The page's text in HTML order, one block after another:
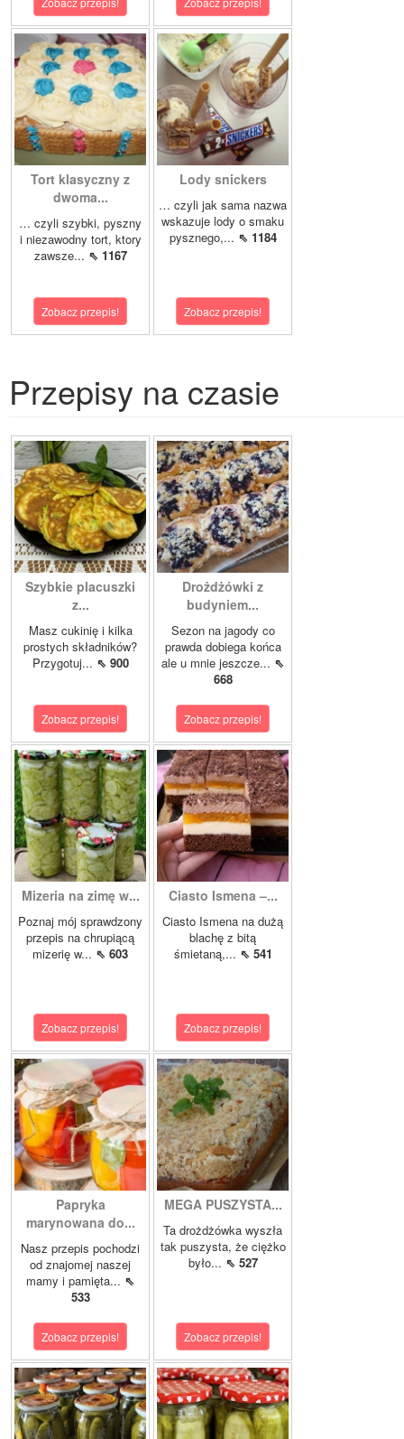
Tort klasyczny z
dwoma...
… czyli szybki, pyszny
i niezawodny tort, ktory
zawsze... ⇖ 1167
Zobacz przepis!
Lody snickers
… czyli jak sama nazwa
wskazuje lody o smaku
pysznego,... ⇖ 1184
Zobacz przepis!
Przepisy na czasie
Szybkie placuszki
z...
Masz cukinię i kilka
prostych składników?
Przygotuj... ⇖ 900
Zobacz przepis!
Drożdżówki z
budyniem...
Sezon na jagody co
prawda dobiega końca
ale u mnie jeszcze... ⇖
668
Zobacz przepis!
Mizeria na zimę w...
Poznaj mój sprawdzony
przepis na chrupiącą
mizerię w... ⇖ 603
Zobacz przepis!
Ciasto Ismena –...
Ciasto Ismena na dużą
blachę z bitą
śmietaną,... ⇖ 541
Zobacz przepis!
Papryka
marynowana do...
Nasz przepis pochodzi
od znajomej naszej
mamy i pamięta... ⇖
533
Zobacz przepis!
MEGA PUSZYSTA...
Ta drożdżówka wyszła
tak puszysta, że ciężko
było... ⇖ 527
Zobacz przepis!